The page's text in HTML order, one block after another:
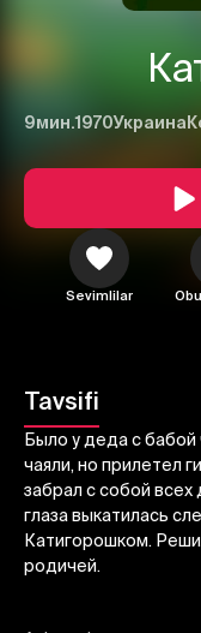
9мин.1970Украина
Sevimlilar
Tavsifi
Было у деда с
чаяли, но прилетел
забрал с собой всех
глаза выкатилась
Катигорошком.
родичей.